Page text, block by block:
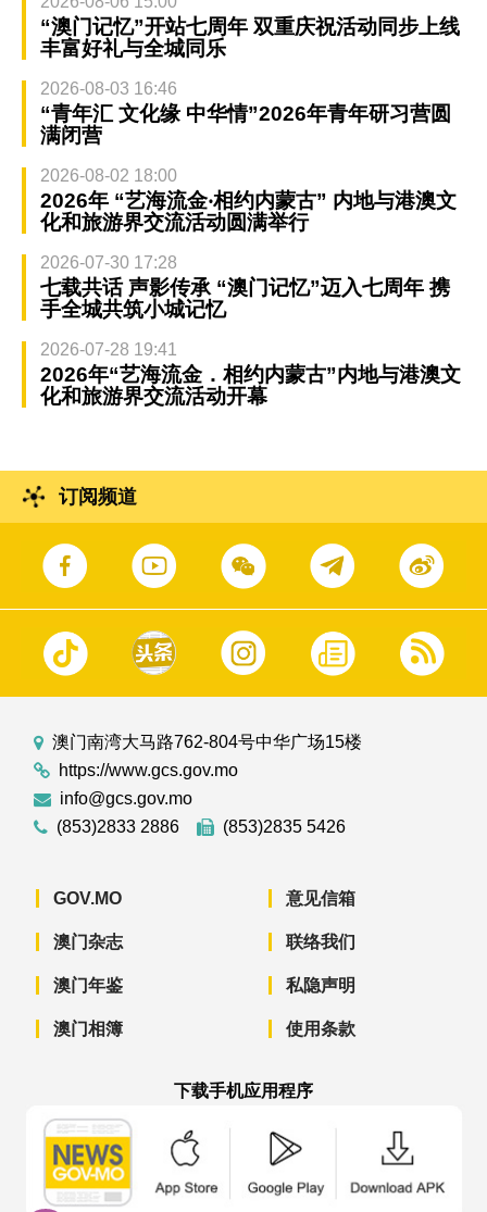
“澳门记忆”开站七周年 双重庆祝活动同步上线
丰富好礼与全城同乐
2026-08-03 16:46
“青年汇 文化缘 中华情”2026年青年研习营圆
满闭营
2026-08-02 18:00
2026年 “艺海流金‧相约内蒙古” 内地与港澳文
化和旅游界交流活动圆满举行
2026-07-30 17:28
七载共话 声影传承 “澳门记忆”迈入七周年 携
手全城共筑小城记忆
2026-07-28 19:41
2026年“艺海流金．相约内蒙古”内地与港澳文
化和旅游界交流活动开幕
订阅频道
澳门南湾大马路762-804号中华广场15楼
https://www.gcs.gov.mo
info@gcs.gov.mo
(853)2833 2886
(853)2835 5426
GOV.MO
澳门杂志
澳门年鉴
澳门相簿
意见信箱
联络我们
私隐声明
使用条款
下载手机应用程序